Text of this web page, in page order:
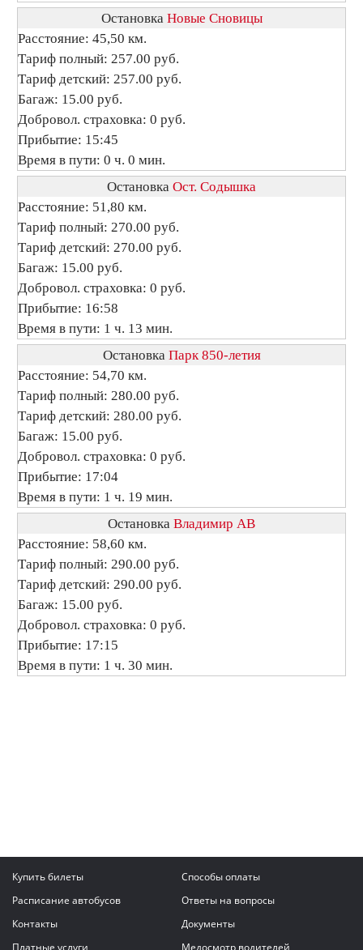
Остановка Новые Сновицы
Расстояние: 45,50 км.
Тариф полный: 257.00 руб.
Тариф детский: 257.00 руб.
Багаж: 15.00 руб.
Добровол. страховка: 0 руб.
Прибытие: 15:45
Время в пути: 0 ч. 0 мин.
Остановка Ост. Содышка
Расстояние: 51,80 км.
Тариф полный: 270.00 руб.
Тариф детский: 270.00 руб.
Багаж: 15.00 руб.
Добровол. страховка: 0 руб.
Прибытие: 16:58
Время в пути: 1 ч. 13 мин.
Остановка Парк 850-летия
Расстояние: 54,70 км.
Тариф полный: 280.00 руб.
Тариф детский: 280.00 руб.
Багаж: 15.00 руб.
Добровол. страховка: 0 руб.
Прибытие: 17:04
Время в пути: 1 ч. 19 мин.
Остановка Владимир АВ
Расстояние: 58,60 км.
Тариф полный: 290.00 руб.
Тариф детский: 290.00 руб.
Багаж: 15.00 руб.
Добровол. страховка: 0 руб.
Прибытие: 17:15
Время в пути: 1 ч. 30 мин.
Купить билеты
Способы оплаты
Расписание автобусов
Ответы на вопросы
Контакты
Документы
Платные услуги
Медосмотр водителей